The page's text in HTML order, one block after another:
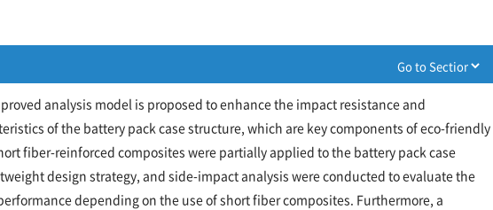
analysis model is proposed to enhance the impact resistance and
of the battery pack case structure, which are key components of eco-friendly
fiber-reinforced composites were partially applied to the battery pack case
design strategy, and side-impact analysis were conducted to evaluate the
depending on the use of short fiber composites. Furthermore, a